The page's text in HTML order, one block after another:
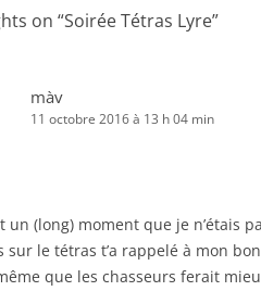
on “Soirée Tétras Lyre”
màv
11 octobre 2016 à 13 h 04 min
un (long) moment que je n’étais
sur le tétras t’a rappelé à mon
que les chasseurs ferait